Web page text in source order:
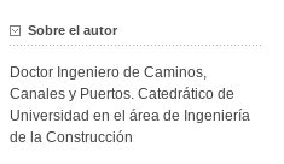
Sobre el autor
Doctor Ingeniero de Caminos,
Canales y Puertos. Catedrático de
Universidad en el área de Ingeniería
de la Construcción